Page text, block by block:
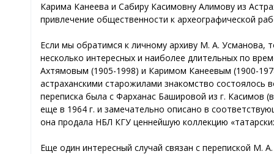
Карима Канеева и Сабиру Касимовну Алимову из
привлечение общественности к археографической
Если мы обратимся к личному архиву М. А. Усманова,
несколько интересных и наиболее длительных по
Ахтямовым (1905-1998) и Каримом Канеевым (1900-
астраханскими старожилами знакомство состоялось
переписка была с Фарханаc Башировой из г. Касимов
еще в 1964 г. и замечательно описано в
она продала НБЛ КГУ ценнейшую коллекцию
Еще один интересный случай связан с перепиской М.